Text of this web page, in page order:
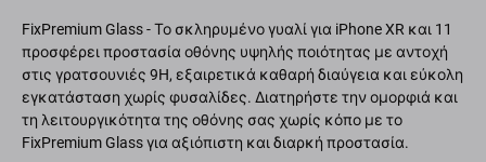
FixPremium Glass - Το σκληρυμένο γυαλί για iPhone XR και 11
προσφέρει προστασία οθόνης υψηλής ποιότητας με αντοχή
στις γρατσουνιές 9H, εξαιρετικά καθαρή διαύγεια και εύκολη
εγκατάσταση χωρίς φυσαλίδες. Διατηρήστε την ομορφιά και
τη λειτουργικότητα της οθόνης σας χωρίς κόπο με το
FixPremium Glass για αξιόπιστη και διαρκή προστασία.